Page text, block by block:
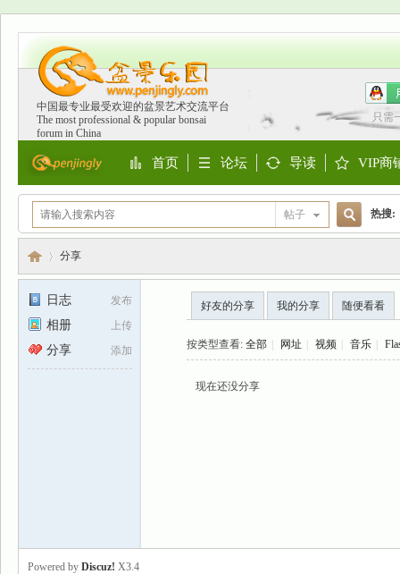
中国最专业最受欢迎的盆景艺术交流平台
The most professional & popular bonsai
forum in China
只需
首页 论坛 导读 VIP商
帖子
搜
索
热搜:
盆
分享
发布
日志
上传
相册
添加
分享
好友的分享 我的分享 随便看看
按类型查看: 全部 网址 视频 音乐
现在还没分享
Powered by Discuz! X3.4